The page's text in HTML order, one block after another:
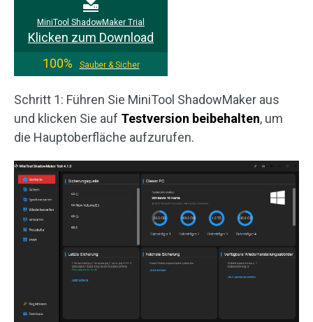
MiniTool ShadowMaker Trial
Klicken zum Download
100%
Sauber & Sicher
Schritt 1: Führen Sie MiniTool ShadowMaker aus
und klicken Sie auf Testversion beibehalten, um
die Hauptoberfläche aufzurufen.